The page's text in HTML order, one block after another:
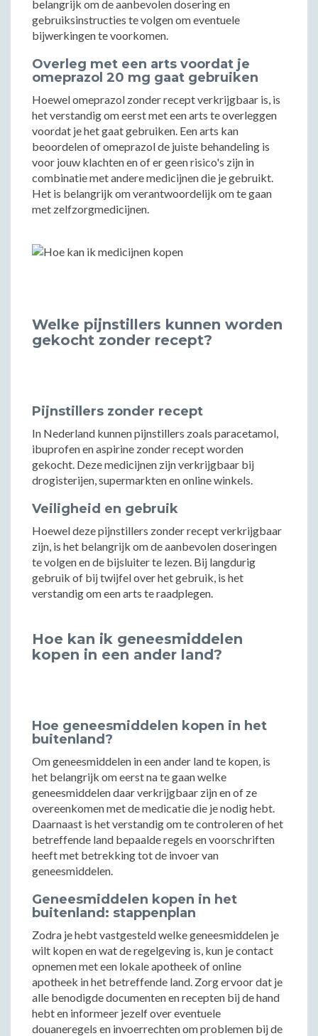
belangrijk om de aanbevolen dosering en
gebruiksinstructies te volgen om eventuele
bijwerkingen te voorkomen.
Overleg met een arts voordat je
omeprazol 20 mg gaat gebruiken
Hoewel omeprazol zonder recept verkrijgbaar is, is
het verstandig om eerst met een arts te overleggen
voordat je het gaat gebruiken. Een arts kan
beoordelen of omeprazol de juiste behandeling is
voor jouw klachten en of er geen risico's zijn in
combinatie met andere medicijnen die je gebruikt.
Het is belangrijk om verantwoordelijk om te gaan
met zelfzorgmedicijnen.
Welke pijnstillers kunnen worden
gekocht zonder recept?
Pijnstillers zonder recept
In Nederland kunnen pijnstillers zoals paracetamol,
ibuprofen en aspirine zonder recept worden
gekocht. Deze medicijnen zijn verkrijgbaar bij
drogisterijen, supermarkten en online winkels.
Veiligheid en gebruik
Hoewel deze pijnstillers zonder recept verkrijgbaar
zijn, is het belangrijk om de aanbevolen doseringen
te volgen en de bijsluiter te lezen. Bij langdurig
gebruik of bij twijfel over het gebruik, is het
verstandig om een arts te raadplegen.
Hoe kan ik geneesmiddelen
kopen in een ander land?
Hoe geneesmiddelen kopen in het
buitenland?
Om geneesmiddelen in een ander land te kopen, is
het belangrijk om eerst na te gaan welke
geneesmiddelen daar verkrijgbaar zijn en of ze
overeenkomen met de medicatie die je nodig hebt.
Daarnaast is het verstandig om te controleren of het
betreffende land bepaalde regels en voorschriften
heeft met betrekking tot de invoer van
geneesmiddelen.
Geneesmiddelen kopen in het
buitenland: stappenplan
Zodra je hebt vastgesteld welke geneesmiddelen je
wilt kopen en wat de regelgeving is, kun je contact
opnemen met een lokale apotheek of online
apotheek in het betreffende land. Zorg ervoor dat je
alle benodigde documenten en recepten bij de hand
hebt en informeer jezelf over eventuele
douaneregels en invoerrechten om problemen bij de